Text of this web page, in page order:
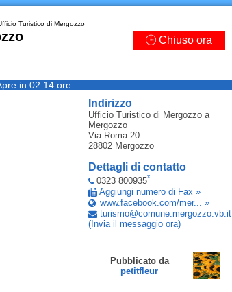
Turistico di Mergozzo
🕒 Chiuso ora
in 02:14 ore
Indirizzo
Ufficio Turistico di Mergozzoa
Mergozzo
Via Roma 20
28802 Mergozzo
Dettagli di contatto
0323 800935*
Aggiungi numero di Fax »
www.facebook.com/mer... »
turismo@comune.mergozzo.vb.it
(Invia il messaggio ora)
Pubblicato da
petitfleur